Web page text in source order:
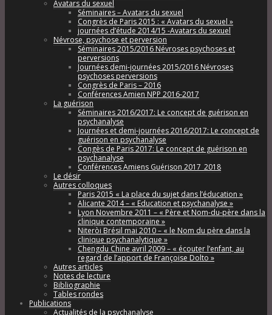
Avatars du sexuel
Séminaires – Avatars du sexuel
Congrès de Paris 2015 : « Avatars du sexuel »
journées d’étude 2014/15 -Avatars du sexuel
Névrose, psychose et perversion
Séminaires 2015/2016 Névroses psychoses et
perversions
Journées demi-journées 2015/2016 Névroses
psychoses perversions
Congrès de Paris – 2016
Conférences Amien NPP 2016-2017
La guérison
Séminaires 2016/2017: Le concept de guérison en
psychanalyse
Journées et demi-journées 2016/2017: Le concept de
guérison en psychanalyse
Congès de Paris 2017: Le concept de guérison en
psychanalyse
Conférences Amiens Guérison 2017_2018
Le désir
Autres colloques
Paris 2015 « La place du sujet dans l’éducation »
Alicante 2014 – « Education et psychanalyse »
Lyon Novembre 2011 – « Père et Nom-du-père dans la
clinique contemporaine »
Niteròi Brésil mai 2010 – « le Nom du père dans la
clinique psychanalytique »
Chengdu Chine avril 2009 – « écouter l’enfant, au
regard de l’apport de Françoise Dolto »
Autres articles
Notes de lecture
Bibliographie
Tables rondes
Publications
Actualités de la psychanalyse